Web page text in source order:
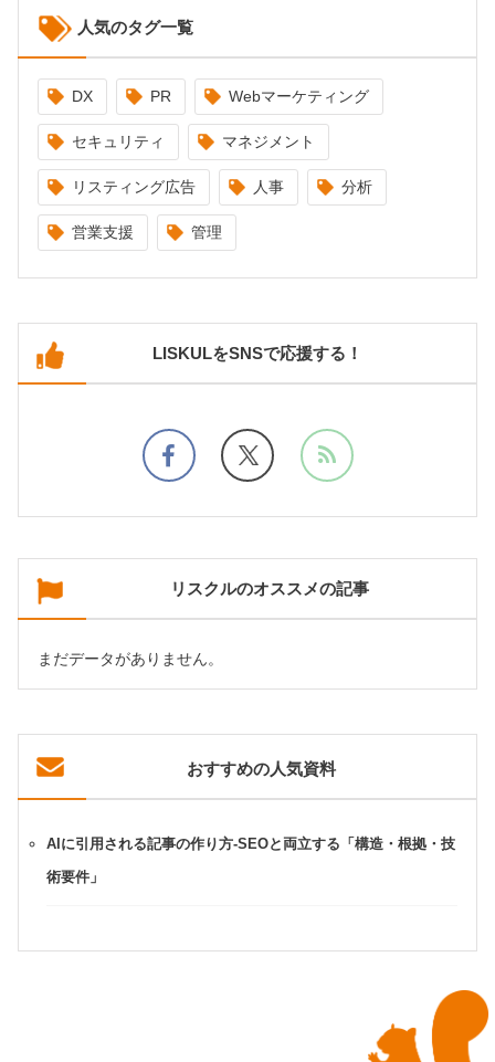
人気のタグ一覧
DX PR Webマーケティング
セキュリティ マネジメント
リスティング広告 人事 分析
営業支援 管理
LISKULをSNSで応援する！
リスクルのオススメの記事
まだデータがありません。
おすすめの人気資料
AIに引用される記事の作り方-SEOと両立する「構造・根拠・技
術要件」